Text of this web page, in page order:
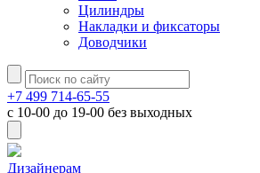
Цилиндры
Накладки и фиксаторы
Доводчики
+7 499 714-65-55
с 10-00 до 19-00 без выходных
Дизайнерам